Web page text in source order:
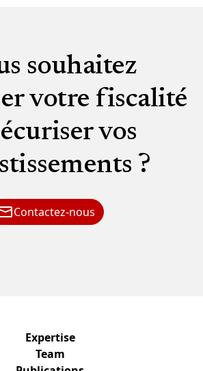
souhaitez
votre fiscalité
vos
?
Contactez-nous
Expertise
Team